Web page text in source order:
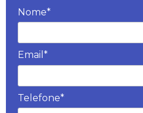
Nome*
Email*
Telefone*